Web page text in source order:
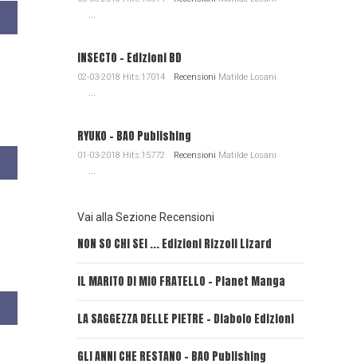
...
INSECTO - Edizioni BD
02-03-2018 Hits:17014 Recensioni Matilde Losani
...
RYUKO - BAO Publishing
01-03-2018 Hits:15772 Recensioni Matilde Losani
...
Vai alla Sezione Recensioni
NON SO CHI SEI ... Edizioni Rizzoli Lizard
IL MARITO DI MIO FRATELLO - Planet Manga
LA SAGGEZZA DELLE PIETRE - Diabolo Edizioni
GLI ANNI CHE RESTANO - BAO Publishing